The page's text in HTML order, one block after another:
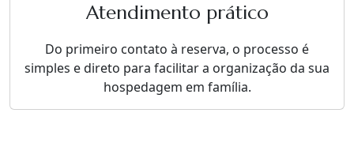
Atendimento prático
Do primeiro contato à reserva, o processo é
simples e direto para facilitar a organização da sua
hospedagem em família.